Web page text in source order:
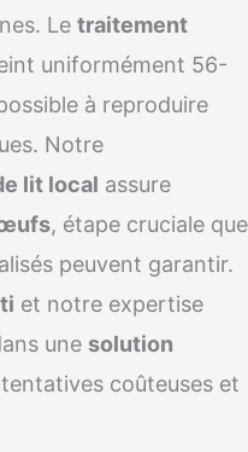
Le traitement
uniformément 56-
à reproduire
Notre
lit local assure
, étape cruciale que
peuvent garantir.
et notre expertise
une solution
coûteuses et